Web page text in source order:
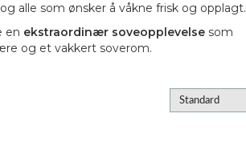
alle som ønsker å våkne frisk og opplagt.
en ekstraordinær soveopplevelse som
og et vakkert soverom.
Standard